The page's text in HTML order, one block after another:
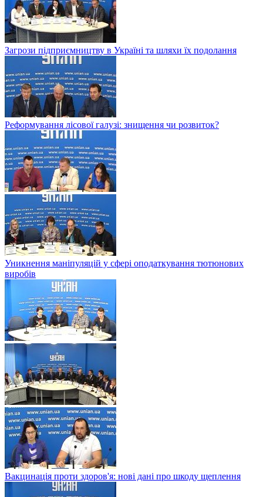
Загрози підприємництву в Україні та шляхи їх подолання
Реформування лісової галузі: знищення чи розвиток?
Уникнення маніпуляцій у сфері оподаткування тютюнових
виробів
Вакцинація проти здоров'я: нові дані про шкоду щеплення